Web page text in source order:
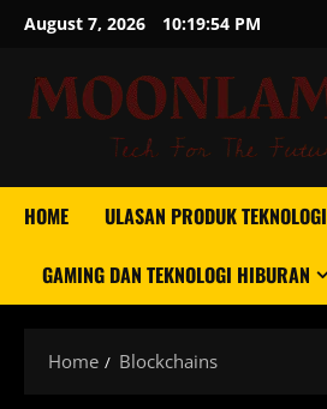
Skip
content
August 7, 2026 10:19:54 PM
HOME ULASAN PRODUK TEKNOLOGI
GAMING DAN TEKNOLOGI HIBURAN
Home Blockchains